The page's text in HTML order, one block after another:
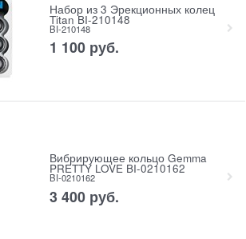
Набор из 3 Эрекционных колец
Titan BI-210148
BI-210148
1 100 руб.
Вибрирующее кольцо Gemma
PRETTY LOVE BI-0210162
BI-0210162
3 400 руб.